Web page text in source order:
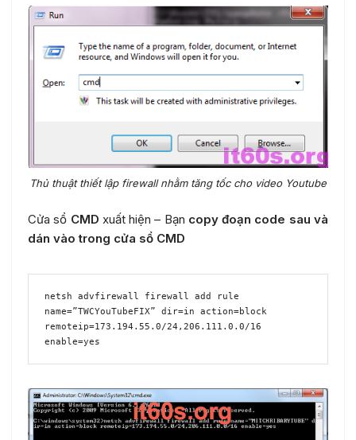
Thủ thuật thiết lập firewall nhằm tăng tốc cho video Youtube
Cửa sổ CMD xuất hiện – Bạn copy đoạn code sau và
dán vào trong cửa sổ CMD
netsh advfirewall firewall add rule
name=”TWCYouTubeFIX” dir=in action=block
remoteip=173.194.55.0/24,206.111.0.0/16
enable=yes